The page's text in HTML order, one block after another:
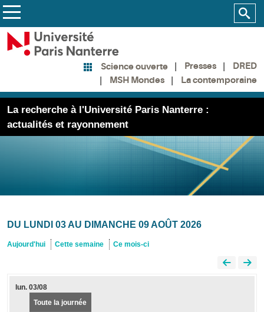
Science ouverte Presses
DRED
MSH Mondes
La contemporaine
La recherche à l'Université Paris Nanterre :
actualités et rayonnement
DU LUNDI 03 AU DIMANCHE 09 AOÛT 2026
Aujourd'hui Cette semaine Ce mois-ci
lun.03/08
Toute la journée